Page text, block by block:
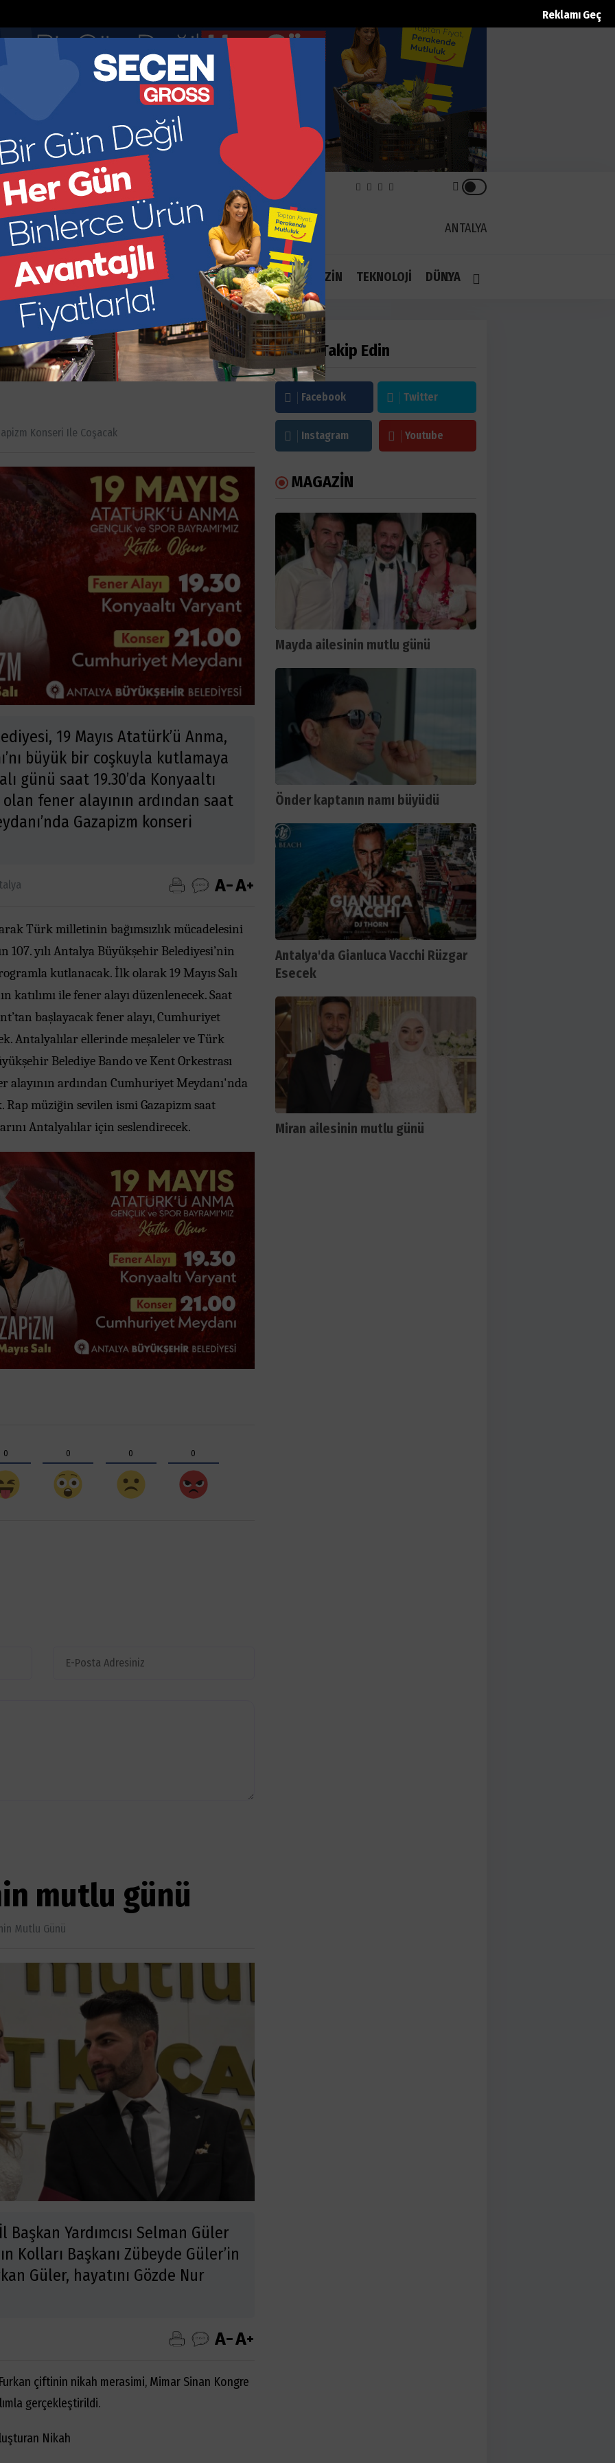
Reklamı Geç
Nöbetçi Eczaneler
DOLAR
44.895
EURO
52.8913
GR ALTIN
6966.2
ÇEYREK
4491.1
ANTALYA
KÜLTÜR SANAT SAĞLIK SPOR SİYASET MAGAZİN TEKNOLOJİ DÜNYA
konseri ile
Konseri Ile Coşacak
19 Mayıs Atatürk’ü Anma,
büyük bir coşkuyla kutlamaya
günü saat 19.30’da Konyaaltı
fener alayının ardından saat
Gazapizm konseri
Türk milletinin bağımsızlık mücadelesini
107. yılı Antalya Büyükşehir Belediyesi’nin
kutlanacak. İlk olarak 19 Mayıs Salı
katılımı ile fener alayı düzenlenecek. Saat
başlayacak fener alayı, Cumhuriyet
Antalyalılar ellerinde meşaleler ve Türk
Belediye Bando ve Kent Orkestrası
alayının ardından Cumhuriyet Meydanı'nda
Rap müziğin sevilen ismi Gazapizm saat
Antalyalılar için seslendirecek.
0 0 0 0
mutlu günü
Mutlu Günü
Yardımcısı Selman Güler
Kolları Başkanı Zübeyde Güler’in
Güler, hayatını Gözde Nur
çiftinin nikah merasimi, Mimar Sinan Kongre
gerçekleştirildi.
Nikah
Bizi Takip Edin
Facebook Twitter
Instagram Youtube
MAGAZİN
Mayda ailesinin mutlu günü
Önder kaptanın namı büyüdü
Antalya'da Gianluca Vacchi Rüzgar
Esecek
Miran ailesinin mutlu günü